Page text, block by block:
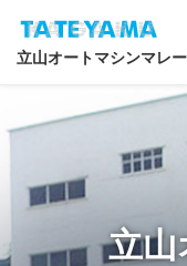
立山オートマシンマレ
立山